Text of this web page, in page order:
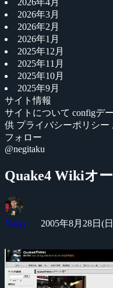
2026年4月
2026年3月
2026年2月
2026年1月
2025年12月
2025年11月
2025年10月
2025年9月
サイト情報
サイトについて configデ
供 プライバシーポリシー
フォロー
@negitaku
Quake4 Wikiオ
Yossy 2005年8月28日(